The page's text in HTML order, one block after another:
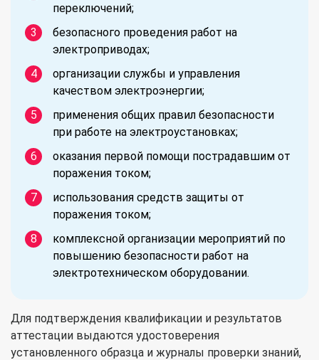
переключений;
безопасного проведения работ на
электроприводах;
организации службы и управления
качеством электроэнергии;
применения общих правил безопасности
при работе на электроустановках;
оказания первой помощи пострадавшим от
поражения током;
использования средств защиты от
поражения током;
комплексной организации мероприятий по
повышению безопасности работ на
электротехническом оборудовании.
Для подтверждения квалификации и результатов
аттестации выдаются удостоверения
установленного образца и журналы проверки знаний,